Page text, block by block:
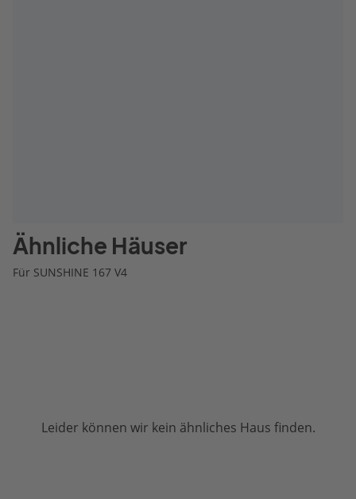
Ähnliche Häuser
Für SUNSHINE 167 V4
Leider können wir kein ähnliches Haus finden.